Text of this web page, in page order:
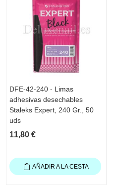
DFE-42-240 - Limas
adhesivas desechables
Staleks Expert, 240 Gr., 50
uds
11,80 €
AÑADIR A LA CESTA